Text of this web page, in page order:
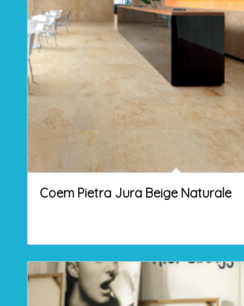
Coem Pietra Jura Beige Naturale